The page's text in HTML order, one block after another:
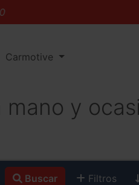
Carmotive
y
Buscar Filtros